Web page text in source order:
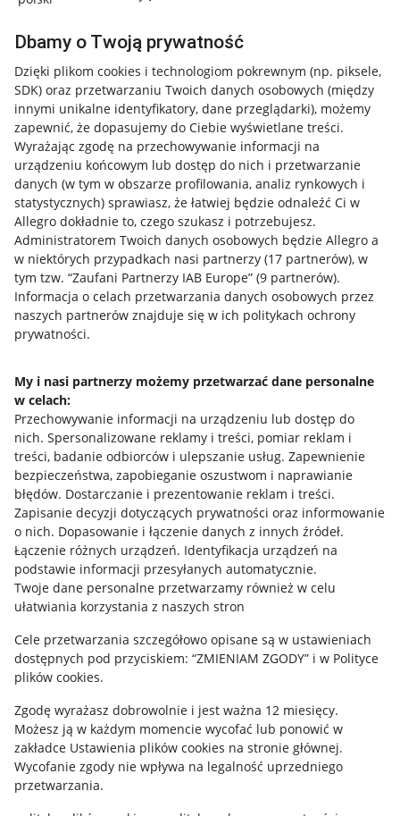
Dbamy o Twoją prywatność
Dzięki plikom cookies i technologiom pokrewnym (np. piksele,
SDK) oraz przetwarzaniu Twoich danych osobowych (między
innymi unikalne identyfikatory, dane przeglądarki), możemy
zapewnić, że dopasujemy do Ciebie wyświetlane treści.
Wyrażając zgodę na przechowywanie informacji na
urządzeniu końcowym lub dostęp do nich i przetwarzanie
danych (w tym w obszarze profilowania, analiz rynkowych i
statystycznych) sprawiasz, że łatwiej będzie odnaleźć Ci w
Allegro dokładnie to, czego szukasz i potrzebujesz.
Administratorem Twoich danych osobowych będzie Allegro a
w niektórych przypadkach nasi partnerzy (17 partnerów), w
tym tzw. “Zaufani Partnerzy IAB Europe” (9 partnerów).
Informacja o celach przetwarzania danych osobowych przez
naszych partnerów znajduje się w ich politykach ochrony
prywatności.
My i nasi partnerzy możemy przetwarzać dane personalne
w celach:
Przechowywanie informacji na urządzeniu lub dostęp do
nich. Spersonalizowane reklamy i treści, pomiar reklam i
treści, badanie odbiorców i ulepszanie usług. Zapewnienie
bezpieczeństwa, zapobieganie oszustwom i naprawianie
błędów. Dostarczanie i prezentowanie reklam i treści.
Zapisanie decyzji dotyczących prywatności oraz informowanie
o nich. Dopasowanie i łączenie danych z innych źródeł.
Łączenie różnych urządzeń. Identyfikacja urządzeń na
podstawie informacji przesyłanych automatycznie.
Twoje dane personalne przetwarzamy również w celu
ułatwiania korzystania z naszych stron
Cele przetwarzania szczegółowo opisane są w ustawieniach
dostępnych pod przyciskiem: “ZMIENIAM ZGODY” i w Polityce
plików cookies.
Zgodę wyrażasz dobrowolnie i jest ważna 12 miesięcy.
Możesz ją w każdym momencie wycofać lub ponowić w
zakładce Ustawienia plików cookies na stronie głównej.
Wycofanie zgody nie wpływa na legalność uprzedniego
przetwarzania.
Przydatne informacje
Jak to działa
Allegro Gadane dla sprzedających
Allegro Gadane dla kupujących
Mapa miejscowości
Informacje prawne
Regulamin
Polityka plików "cookies"
Ustawienia plików "cookies"
Udostępnianie lokalizacji
Informacje dla Aktu o Usługach Cyfrowych
Pobierz aplikację